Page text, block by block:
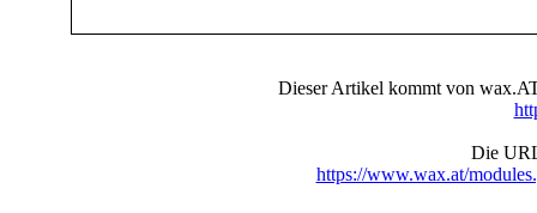
Dieser Artikel kommt von
Die
https://www.wax.at/